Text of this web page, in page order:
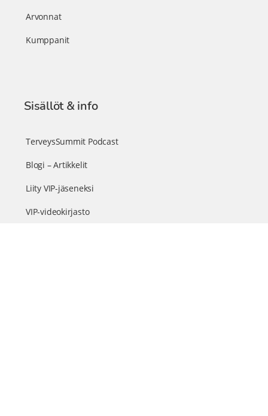
Arvonnat
Kumppanit
Sisällöt & info
TerveysSummit Podcast
Blogi – Artikkelit
Liity VIP-jäseneksi
VIP-videokirjasto